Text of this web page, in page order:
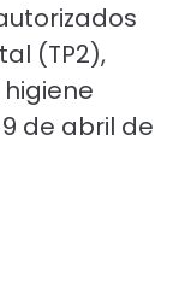
(TP2),
de abril de